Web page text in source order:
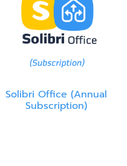
Solibri Office (Annual
Subscription)